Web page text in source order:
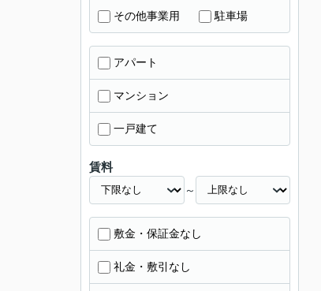
その他事業用 駐車場
アパート
マンション
一戸建て
賃料
～
敷金・保証金なし
礼金・敷引なし